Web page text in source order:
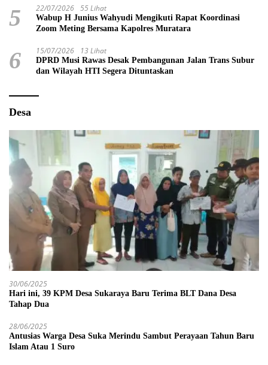
5 22/07/2026 55 Lihat
Wabup H Junius Wahyudi Mengikuti Rapat Koordinasi
Zoom Meting Bersama Kapolres Muratara
6 15/07/2026 13 Lihat
DPRD Musi Rawas Desak Pembangunan Jalan Trans Subur
dan Wilayah HTI Segera Dituntaskan
Desa
30/06/2025
Hari ini, 39 KPM Desa Sukaraya Baru Terima BLT Dana Desa
Tahap Dua
28/06/2025
Antusias Warga Desa Suka Merindu Sambut Perayaan Tahun Baru
Islam Atau 1 Suro